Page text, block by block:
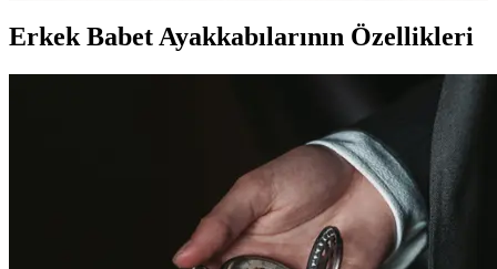
Erkek Babet Ayakkabılarının Özellikleri